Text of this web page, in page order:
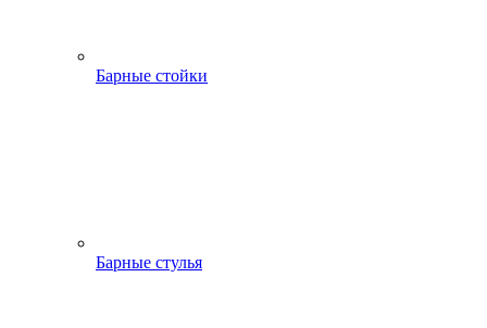
Барные стойки
Барные стулья